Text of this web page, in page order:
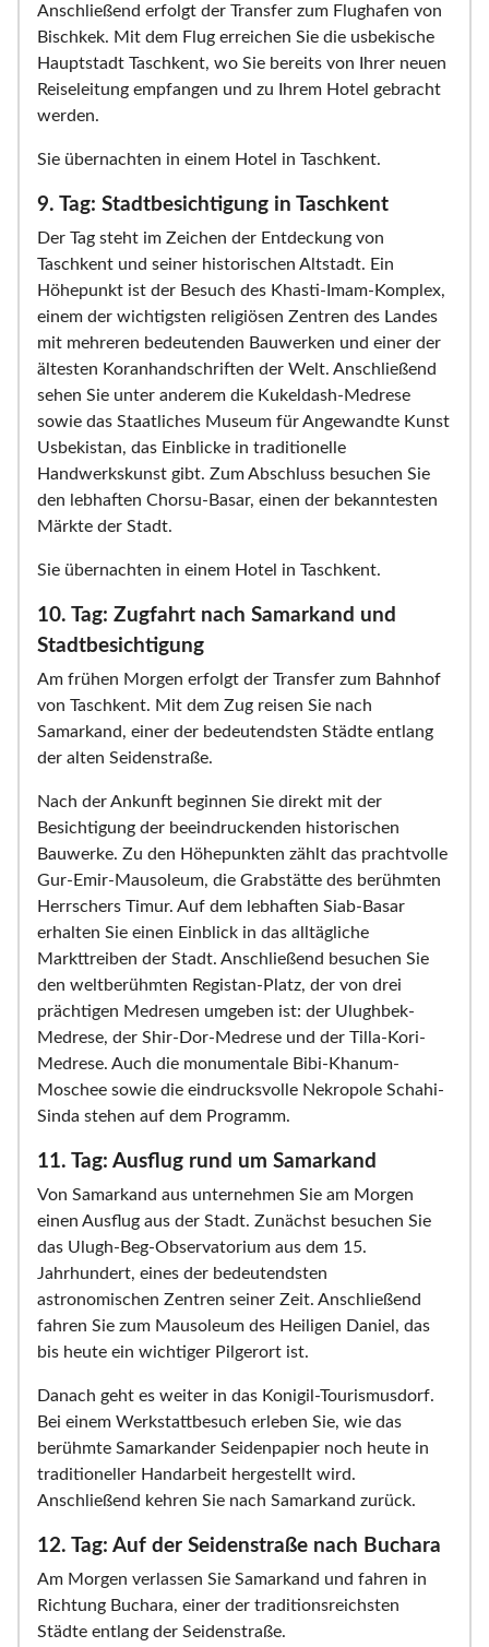
Anschließend erfolgt der Transfer zum Flughafen von
Bischkek. Mit dem Flug erreichen Sie die usbekische
Hauptstadt Taschkent, wo Sie bereits von Ihrer neuen
Reiseleitung empfangen und zu Ihrem Hotel gebracht
werden.
Sie übernachten in einem Hotel in Taschkent.
9. Tag: Stadtbesichtigung in Taschkent
Der Tag steht im Zeichen der Entdeckung von
Taschkent und seiner historischen Altstadt. Ein
Höhepunkt ist der Besuch des Khasti-Imam-Komplex,
einem der wichtigsten religiösen Zentren des Landes
mit mehreren bedeutenden Bauwerken und einer der
ältesten Koranhandschriften der Welt. Anschließend
sehen Sie unter anderem die Kukeldash-Medrese
sowie das Staatliches Museum für Angewandte Kunst
Usbekistan, das Einblicke in traditionelle
Handwerkskunst gibt. Zum Abschluss besuchen Sie
den lebhaften Chorsu-Basar, einen der bekanntesten
Märkte der Stadt.
Sie übernachten in einem Hotel in Taschkent.
10. Tag: Zugfahrt nach Samarkand und
Stadtbesichtigung
Am frühen Morgen erfolgt der Transfer zum Bahnhof
von Taschkent. Mit dem Zug reisen Sie nach
Samarkand, einer der bedeutendsten Städte entlang
der alten Seidenstraße.
Nach der Ankunft beginnen Sie direkt mit der
Besichtigung der beeindruckenden historischen
Bauwerke. Zu den Höhepunkten zählt das prachtvolle
Gur-Emir-Mausoleum, die Grabstätte des berühmten
Herrschers Timur. Auf dem lebhaften Siab-Basar
erhalten Sie einen Einblick in das alltägliche
Markttreiben der Stadt. Anschließend besuchen Sie
den weltberühmten Registan-Platz, der von drei
prächtigen Medresen umgeben ist: der Ulughbek-
Medrese, der Shir-Dor-Medrese und der Tilla-Kori-
Medrese. Auch die monumentale Bibi-Khanum-
Moschee sowie die eindrucksvolle Nekropole Schahi-
Sinda stehen auf dem Programm.
11. Tag: Ausflug rund um Samarkand
Von Samarkand aus unternehmen Sie am Morgen
einen Ausflug aus der Stadt. Zunächst besuchen Sie
das Ulugh-Beg-Observatorium aus dem 15.
Jahrhundert, eines der bedeutendsten
astronomischen Zentren seiner Zeit. Anschließend
fahren Sie zum Mausoleum des Heiligen Daniel, das
bis heute ein wichtiger Pilgerort ist.
Danach geht es weiter in das Konigil-Tourismusdorf.
Bei einem Werkstattbesuch erleben Sie, wie das
berühmte Samarkander Seidenpapier noch heute in
traditioneller Handarbeit hergestellt wird.
Anschließend kehren Sie nach Samarkand zurück.
12. Tag: Auf der Seidenstraße nach Buchara
Am Morgen verlassen Sie Samarkand und fahren in
Richtung Buchara, einer der traditionsreichsten
Städte entlang der Seidenstraße.